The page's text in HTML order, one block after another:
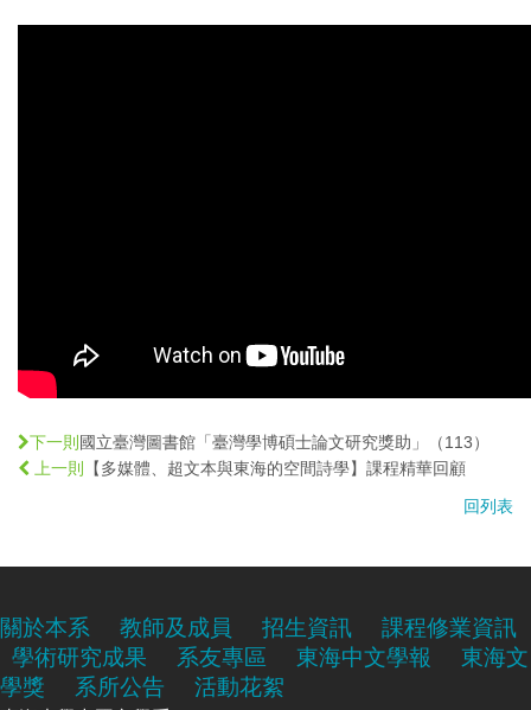
下一則 國立臺灣圖書館「臺灣學博碩士論文研究獎助」（113）
上一則
【多媒體、超文本與東海的空間詩學】課程精華回顧
回列表
關於本系 教師及成員 招生資訊
課程修業資訊
學術研究成果
系友專區 東海中文學報
東海文
學獎
系所公告 活動花絮